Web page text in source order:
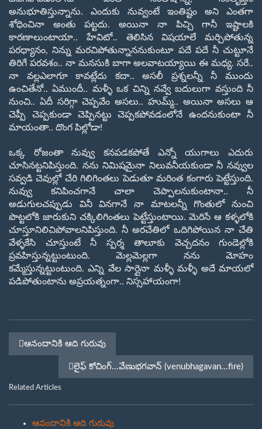
అనుభూతిస్తున్నాను. ఎందుకు నువ్వంటే ఇంతిష్టం అని ఎంతగా
శోధించినా అంతు పట్టదు. అయినా నా పిచ్చి గానీ ఇష్టాలకి
కారణాలుంటాయా..
హేవిటో.. తెలిసిన విషయాలే మర్చిపోతున్న
పరధ్యానం,నిన్ను మరచిపోతున్నాననుకుంటూ పదే పదే నీ చుట్టూనే
తిరిగే పరవశం.. నా మనసుకి బాగా అలవాటయ్యాయి ఈ మధ్య. సరే..
నా వల్లఎలాగూ కావట్లేదు కదా.. అసలీ ప్రశ్నలన్నీ నీ ముందు
ఉంచితేనో.. ఏముందీ.. మళ్ళీ ఒక చిన్ని నవ్వే బదులుగా వస్తుంది నీ
నుంచి.. ఏదీ సరిగ్గా చెప్పవేం అసలు.. హుమ్మ్.. అయినా అసలు ఆ
చెప్పీ చెప్పకుండా చెప్పినట్టు చెప్పకపోవడంలోనే ఉందనుకుంటా నీ
మాయంతా.. దొంగ పిల్లోడా!
ఒక్క రోజంతా నువ్వు కనపడకపోతే ఎన్నో యుగాలు ఎదురు
చూసినట్టనిపిస్తుంది. నను నిమిషమైనా నిలువనీయకుండా నీ నవ్వుల
సవ్వడి చెవుల్లో చేరి గిలిగింతలు పెడుతూ మరింత కంగారు పెట్టేస్తుంది.
నువ్వు కనిపించగానే చాలా చెప్పాలనుకుంటానా.. నీ
అడుగులచప్పుడు వినీ వినగానే నా మాటలన్నీ గొంతులో నుంచి
పొట్టలోకి జారుకుని చక్కిలిగింతలు పెట్టేస్తుంటాయి. మెరిసే ఆ కళ్ళలోకి
చూస్తూనిలిచిపోవాలనిపిస్తుంది. నీ అరచేతిలో ఒదిగిపోయిన నా చేతి
వేళ్ళకేసి
చూస్తుంటే నీ స్పర్శ తాలూకు వెచ్చదనం గుండెల్లోకి
ప్రవహిస్తున్నట్టుంటుంది.
మెల్లమెల్లగా నను మోహం
కమ్మేస్తున్నట్టుంటుంది. ఎన్ని వేల సార్లైనా మళ్ళీ మళ్ళీ అదే మాయలో
పడిపోతుంటాను అప్రయత్నంగా.. నిస్సహాయంగా!
ఆనందానికి ఆది గురువు
లైఫ్ కోచింగ్...వేణుభగవాన్ (venubhagavan...fire)
Related Articles
ఆనందానికి ఆది గురువు